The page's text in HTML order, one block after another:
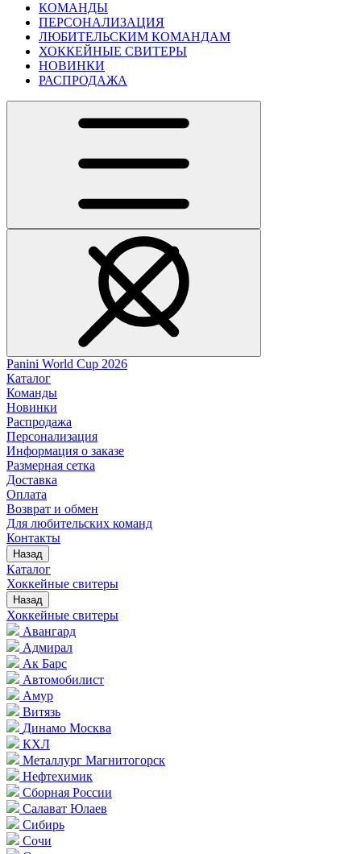
КОМАНДЫ
ПЕРСОНАЛИЗАЦИЯ
ЛЮБИТЕЛЬСКИМ КОМАНДАМ
ХОККЕЙНЫЕ СВИТЕРЫ
НОВИНКИ
РАСПРОДАЖА
Panini World Cup 2026
Каталог
Команды
Новинки
Распродажа
Персонализация
Информация о заказе
Размерная сетка
Доставка
Оплата
Возврат и обмен
Для любительских команд
Контакты
Назад
Каталог
Хоккейные свитеры
Назад
Хоккейные свитеры
Авангард
Адмирал
Ак Барс
Автомобилист
Амур
Витязь
Динамо Москва
КХЛ
Металлург Магнитогорск
Нефтехимик
Сборная России
Салават Юлаев
Сибирь
Сочи